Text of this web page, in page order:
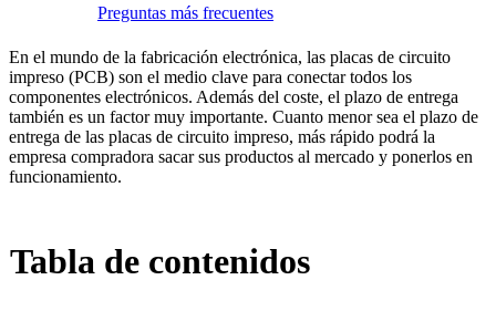
Preguntas más frecuentes
En el mundo de la fabricación electrónica, las placas de circuito
impreso (PCB) son el medio clave para conectar todos los
componentes electrónicos. Además del coste, el plazo de entrega
también es un factor muy importante. Cuanto menor sea el plazo de
entrega de las placas de circuito impreso, más rápido podrá la
empresa compradora sacar sus productos al mercado y ponerlos en
funcionamiento.
Tabla de contenidos